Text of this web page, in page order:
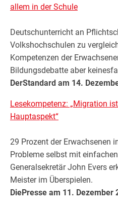
allem in der Schule
Deutschunterricht an
Volkshochschulen zu
Kompetenzen der
Bildungsdebatte aber
DerStandard am 14.
Lesekompetenz: „Migration
Hauptaspekt“
29 Prozent der Erwachsenen
Probleme selbst mit
Generalsekretär John Evers
Meister im Überspielen.
DiePresse am 11. Dezember